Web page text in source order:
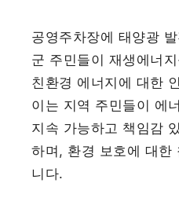
공영주차장에 태양광
군 주민들이 재생에너
친환경 에너지에 대한
이는 지역 주민들이 에
지속 가능하고 책임감
하며, 환경 보호에 대한
니다.